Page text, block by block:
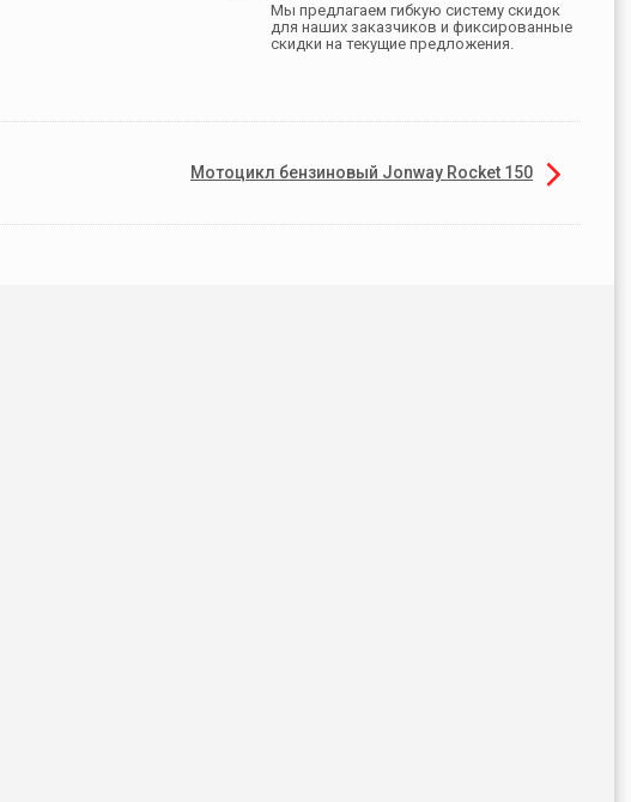
Мы предлагаем гибкую систему скидок
для наших заказчиков и фиксированные
скидки на текущие предложения.
Мотоцикл бензиновый Jonway Rocket 150